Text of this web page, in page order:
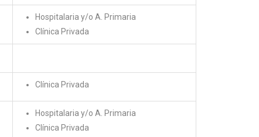
Hospitalaria y/o A. Primaria
Clínica Privada
Clínica Privada
Hospitalaria y/o A. Primaria
Clínica Privada